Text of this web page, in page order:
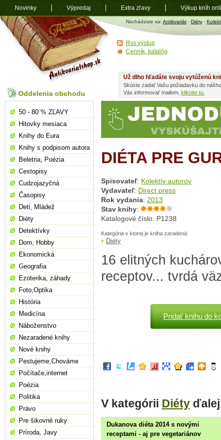
Antikvariát
shop.sk
Nachádzate sa: Antikvariát - Diéty -
DIÉTA PRE
Spisovateľ: Kolektív autorov
Vydavateľ: Direct press
Rok vydania: 2013
Stav knihy:
Katalogové číslo: P1238
Kategória v ktorej je kniha zaradená:
Diéty
16 elitných
receptov... tvrdá
Pridať knihu do
V kategórii Diéty
Dukanova diéta 2014 s novými
receptami - aj pre vegetariánov
Už dlho hľadáte svoju vytúženú
Skúste zadať Vašu požiadavku do
Vás informovať mailom, kliknite tu.
Oddelenia obchodu
50 - 80 % ZĽAVY
Hitovky mesiaca
Knihy do Eura
Knihy s podpisom autora
Beletria, Poézia
Cestopisy
Cudzojazyčná
Časopisy
Deti, Mládež
Diéty
Detektívky
Dom, Hobby
Ekonomická
Geografia
Ezoterika, záhady
Foto,Optika
História
Medicína
Náboženstvo
Nezaradené knihy
Nové knihy
Pestujeme,Chováme
Počítače,internet
Poézia
Politika
Právo
Pre šikovné ruky
Príroda, Javy
Rss výstup
Cenník, katalóg
Novinky Výpredaj Extra zľavy Výkup kníh